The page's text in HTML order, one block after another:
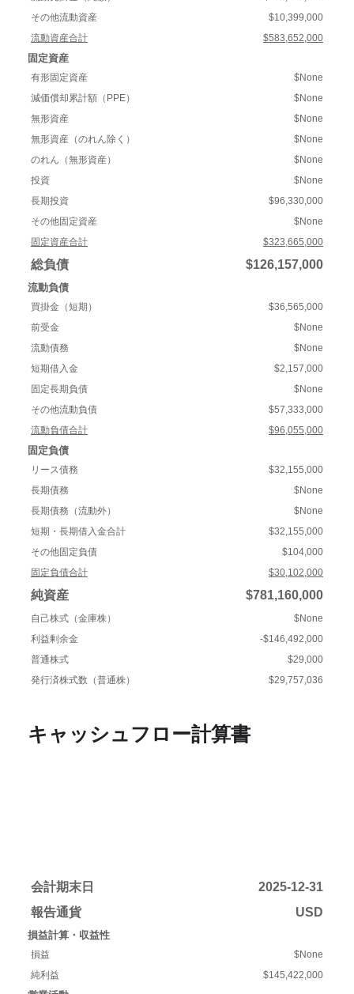
その他流動資産
$10,399,000
流動資産合計
$583,652,000
固定資産
有形固定資産
$None
減価償却累計額（PPE）
$None
無形資産
$None
無形資産（のれん除く）
$None
のれん（無形資産）
$None
投資
$None
長期投資
$96,330,000
その他固定資産
$None
固定資産合計
$323,665,000
総負債 $126,157,000
流動負債
買掛金（短期）
$36,565,000
前受金
$None
流動債務
$None
短期借入金
$2,157,000
固定長期負債
$None
その他流動負債
$57,333,000
流動負債合計
$96,055,000
固定負債
リース債務
$32,155,000
長期債務
$None
長期債務（流動外）
$None
短期・長期借入金合計
$32,155,000
その他固定負債
$104,000
固定負債合計
$30,102,000
純資産 $781,160,000
自己株式（金庫株）
$None
利益剰余金
-$146,492,000
普通株式
$29,000
発行済株式数（普通株）
$29,757,036
キャッシュフロー計算書
会計期末日
2025-12-31
報告通貨
USD
損益計算・収益性
損益
$None
純利益
$145,422,000